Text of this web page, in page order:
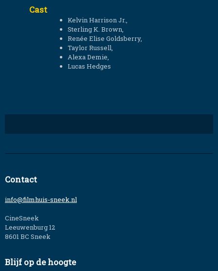
Cast
Kelvin Harrison Jr.,
Sterling K. Brown,
Renée Elise Goldsberry,
Taylor Russell,
Alexa Demie,
Lucas Hedges
Contact
info@filmhuis-sneek.nl
CineSneek
Leeuwenburg 12
8601 BC Sneek
Blijf op de hoogte